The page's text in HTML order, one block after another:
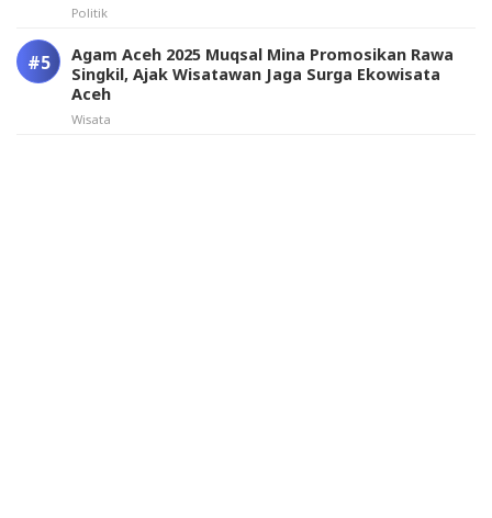
Politik
Agam Aceh 2025 Muqsal Mina Promosikan Rawa
Singkil, Ajak Wisatawan Jaga Surga Ekowisata
Aceh
Wisata